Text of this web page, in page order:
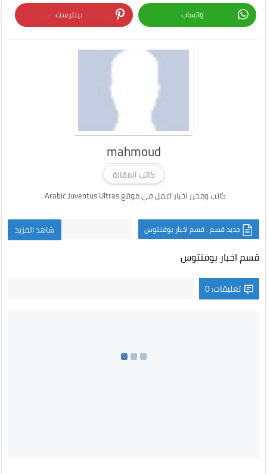
واتساب
بينترست
mahmoud
كاتب المقالة
كاتب ومحرر اخبار اعمل في موقع Arabic Juventus Ultras .
جديد قسم : قسم اخبار يوفنتوس شاهد المزيد
قسم اخبار يوفنتوس
تعليقات: 0